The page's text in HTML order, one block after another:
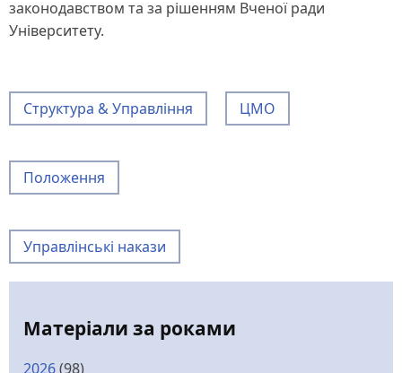
законодавством та за рішенням Вченої ради
Університету.
Структура & Управління ЦМО
Положення
Управлінські накази
Матеріали за роками
2026(98)